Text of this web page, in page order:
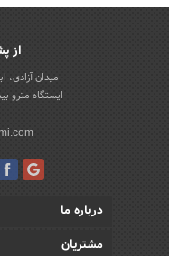
از
میدان آزادی،
ایستگاه مترو
درباره ما
مشتریان